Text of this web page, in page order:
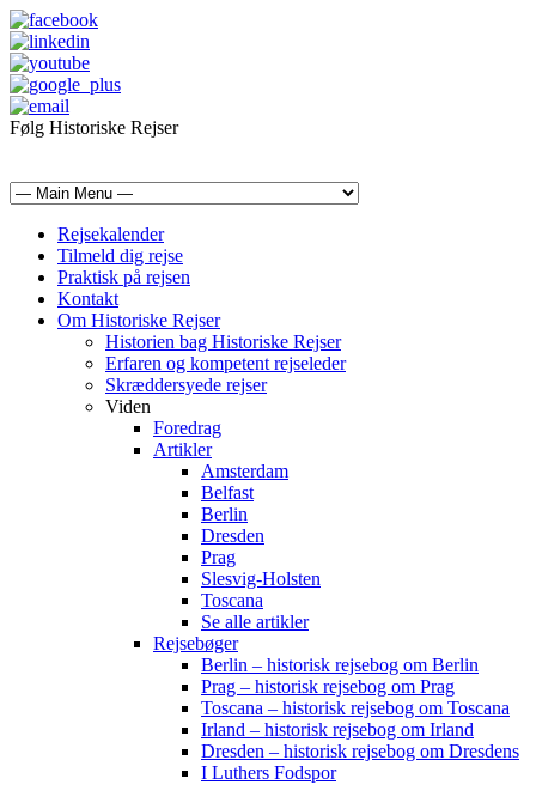
Følg Historiske Rejser
Rejsekalender
Tilmeld dig rejse
Praktisk på rejsen
Kontakt
Om Historiske Rejser
Historien bag Historiske Rejser
Erfaren og kompetent rejseleder
Skræddersyede rejser
Viden
Foredrag
Artikler
Amsterdam
Belfast
Berlin
Dresden
Prag
Slesvig-Holsten
Toscana
Se alle artikler
Rejsebøger
Berlin – historisk rejsebog om Berlin
Prag – historisk rejsebog om Prag
Toscana – historisk rejsebog om Toscana
Irland – historisk rejsebog om Irland
Dresden – historisk rejsebog om Dresdens
I Luthers Fodspor